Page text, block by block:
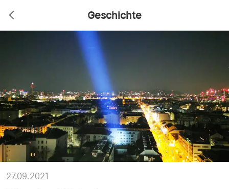
Geschichte
27.09.2021